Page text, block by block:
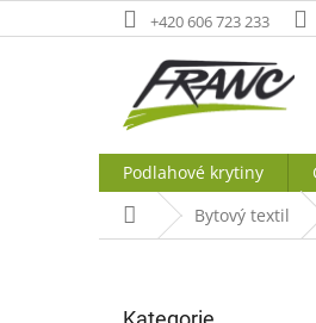
na
+420 606 723 233
Podlahové krytiny
Domů Bytový textil